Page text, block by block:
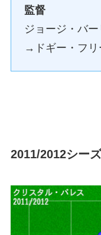
監督
ジョージ・バー
→ドギー・フリ
2011/2012シー